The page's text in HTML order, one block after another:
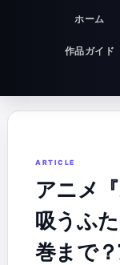
ホーム
作品ガイド
アニメ
吸うふ
巻まで